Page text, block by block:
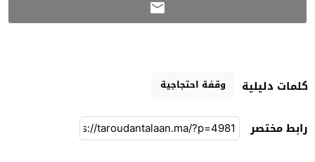
كلمات دليلية وقفة احتجاجية
رابط مختصر